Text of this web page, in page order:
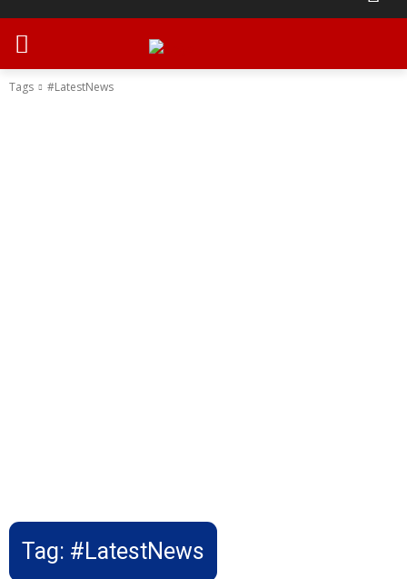
Tags #LatestNews
Tag: #LatestNews